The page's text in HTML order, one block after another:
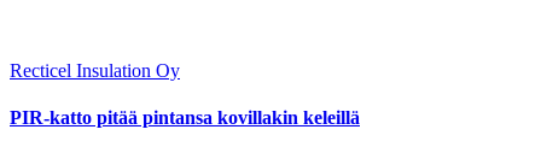
Recticel Insulation Oy
PIR-katto pitää pintansa kovillakin keleillä